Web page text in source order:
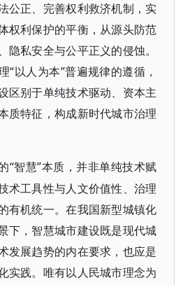
公正、完善权利救济机制，实
权利保护的平衡，从源头防范
隐私安全与公平正义的侵蚀。
“以人为本”普遍规律的遵循，
区别于单纯技术驱动、资本主
质特征，构成新时代城市治理
“智慧”本质，并非单纯技术赋
术工具性与人文价值性、治理
有机统一。在我国新型城镇化
下，智慧城市建设既是现代城
发展趋势的内在要求，也应是
实践。唯有以人民城市理念为